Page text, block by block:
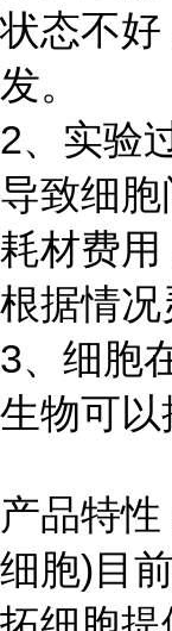
状态不
发。
2、实验
导致细
耗材费
根据情况
3、细胞
生物可以
产品特
细胞)目